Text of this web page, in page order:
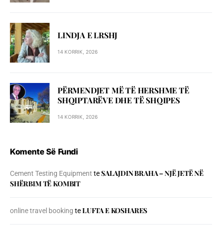
LINDJA E LRSHJ
14 KORRIK, 2026
PËRMENDJET MË TË HERSHME TË
SHQIPTARËVE DHE TË SHQIPES
14 KORRIK, 2026
Komente Së Fundi
Cement Testing Equipment teSALAJDIN BRAHA – NJЁ JETЁ NЁ
SHЁRBIM TЁ KOMBIT
online travel booking teLUFTA E KOSHARES